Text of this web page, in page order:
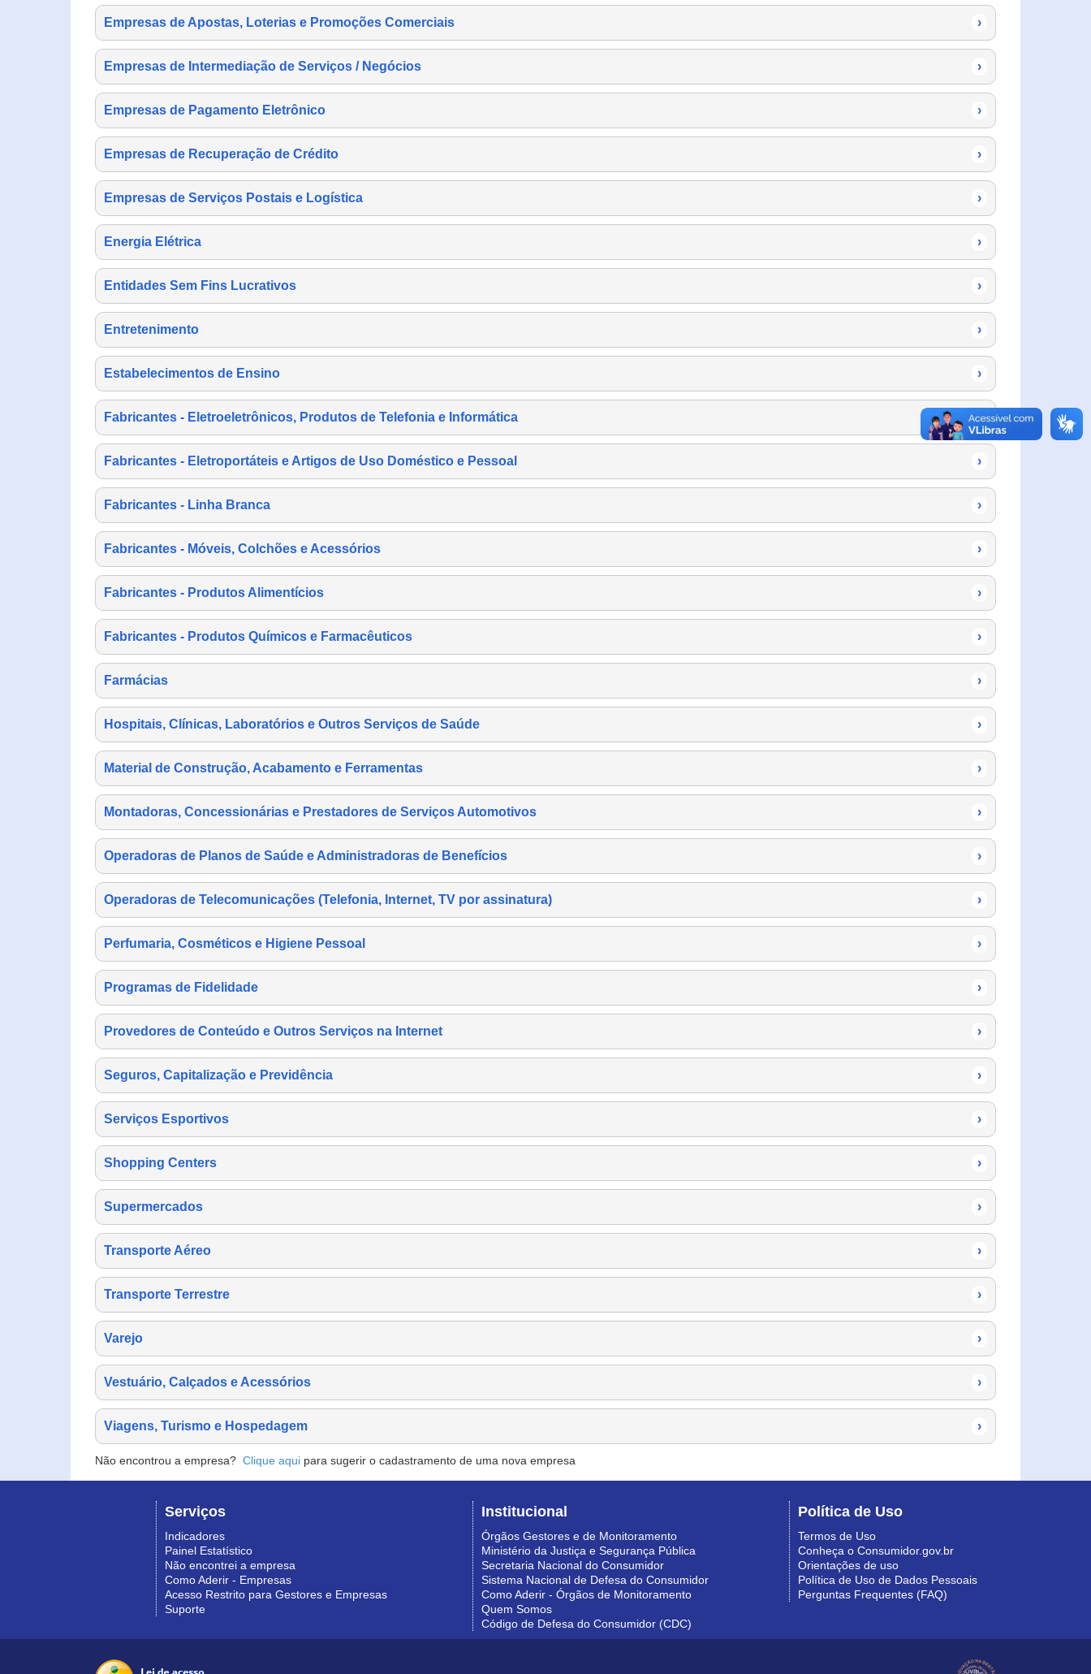
Empresas de Apostas, Loterias e Promoções Comerciais ›
Empresas de Intermediação de Serviços / Negócios ›
Empresas de Pagamento Eletrônico ›
Empresas de Recuperação de Crédito ›
Empresas de Serviços Postais e Logística ›
Energia Elétrica ›
Entidades Sem Fins Lucrativos ›
Entretenimento ›
Estabelecimentos de Ensino ›
Fabricantes - Eletroeletrônicos, Produtos de Telefonia e Informática ›
Fabricantes - Eletroportáteis e Artigos de Uso Doméstico e Pessoal ›
Fabricantes - Linha Branca ›
Fabricantes - Móveis, Colchões e Acessórios ›
Fabricantes - Produtos Alimentícios ›
Fabricantes - Produtos Químicos e Farmacêuticos ›
Farmácias ›
Hospitais, Clínicas, Laboratórios e Outros Serviços de Saúde ›
Material de Construção, Acabamento e Ferramentas ›
Montadoras, Concessionárias e Prestadores de Serviços Automotivos ›
Operadoras de Planos de Saúde e Administradoras de Benefícios ›
Operadoras de Telecomunicações (Telefonia, Internet, TV por assinatura) ›
Perfumaria, Cosméticos e Higiene Pessoal ›
Programas de Fidelidade ›
Provedores de Conteúdo e Outros Serviços na Internet ›
Seguros, Capitalização e Previdência ›
Serviços Esportivos ›
Shopping Centers ›
Supermercados ›
Transporte Aéreo ›
Transporte Terrestre ›
Varejo ›
Vestuário, Calçados e Acessórios ›
Viagens, Turismo e Hospedagem ›
Não encontrou a empresa? Clique aqui para sugerir o cadastramento de uma nova empresa
Serviços
Indicadores
Painel Estatístico
Não encontrei a empresa
Como Aderir - Empresas
Acesso Restrito para Gestores e Empresas
Suporte
Institucional
Órgãos Gestores e de Monitoramento
Ministério da Justiça e Segurança Pública
Secretaria Nacional do Consumidor
Sistema Nacional de Defesa do Consumidor
Como Aderir - Órgãos de Monitoramento
Quem Somos
Código de Defesa do Consumidor (CDC)
Política de Uso
Termos de Uso
Conheça o Consumidor.gov.br
Orientações de uso
Política de Uso de Dados Pessoais
Perguntas Frequentes (FAQ)